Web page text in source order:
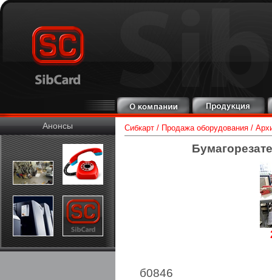
Анонсы Сибкарт / Продажа оборудования /
б0846